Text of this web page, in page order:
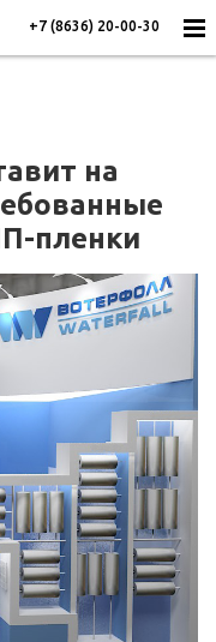
+7 (8636) 20-00-30
на
пленки